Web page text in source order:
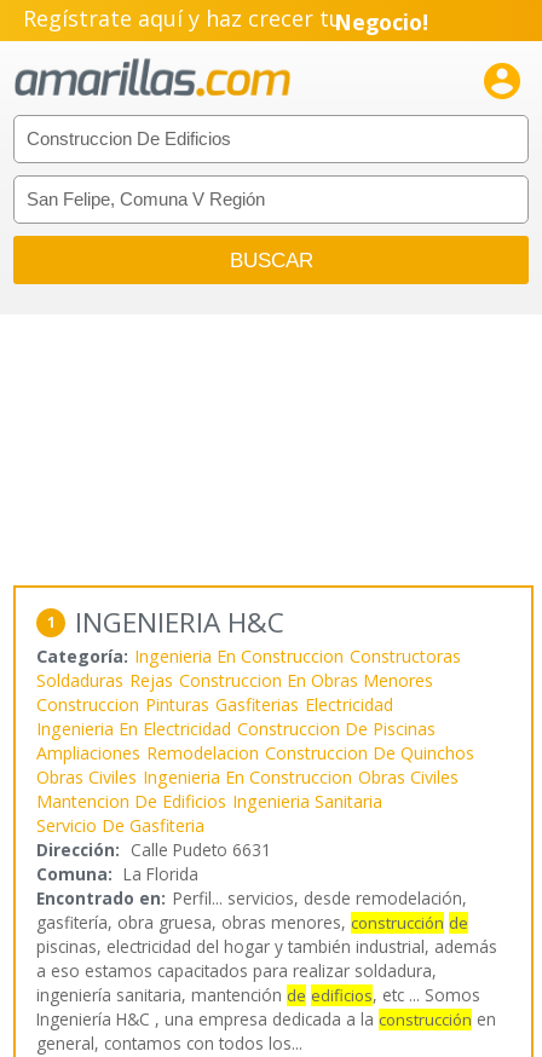
Regístrate aquí y haz crecer tuNegocio!
Emprendimiento!

1 INGENIERIA H&C
Categoría: Ingenieria En Construccion Constructoras
Soldaduras Rejas Construccion En Obras Menores
Construccion Pinturas Gasfiterias Electricidad
Ingenieria En Electricidad Construccion De Piscinas
Ampliaciones Remodelacion Construccion De Quinchos
Obras Civiles Ingenieria En Construccion Obras Civiles
Mantencion De Edificios Ingenieria Sanitaria
Servicio De Gasfiteria
Dirección: Calle Pudeto 6631
Comuna: La Florida
Encontrado en: Perfil... servicios, desde remodelación,
gasfitería, obra gruesa, obras menores, construcción de
piscinas, electricidad del hogar y también industrial, además
a eso estamos capacitados para realizar soldadura,
ingeniería sanitaria, mantención de edificios, etc ... Somos
Ingeniería H&C , una empresa dedicada a la construcción en
general, contamos con todos los...